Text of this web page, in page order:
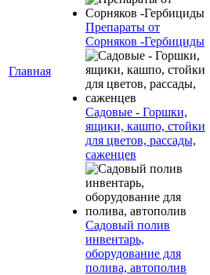
Главная
Препараты от
Сорняков -Гербициды
Садовые - Горшки,
ящики, кашпо, стойки
для цветов, рассады,
саженцев
Садовый полив
инвентарь,
оборудование для
полива, автополив